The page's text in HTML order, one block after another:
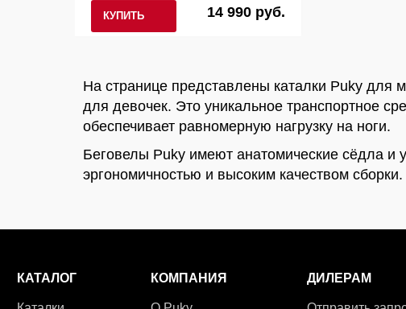
КУПИТЬ 14 990 руб.
На странице представлены каталки Puky для
для девочек. Это уникальное транспортное
обеспечивает равномерную нагрузку на ноги.
Беговелы Puky имеют анатомические сёдла
эргономичностью и высоким качеством сборки.
КАТАЛОГ КОМПАНИЯ ДИЛЕРАМ